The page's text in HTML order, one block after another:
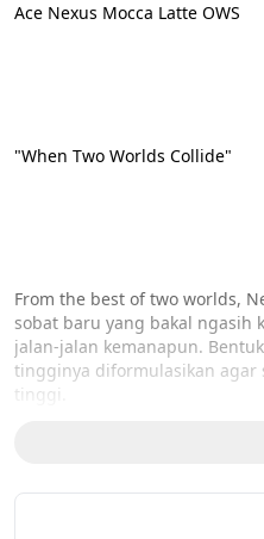
Ace Nexus Mocca Latte OWS
"When Two Worlds Collide"
From the best of two worlds,
sobat baru yang bakal ngasih
jalan-jalan kemanapun.
tingginya diformulasikan agar
tinggi.
Kalau kamu pakai Nexus